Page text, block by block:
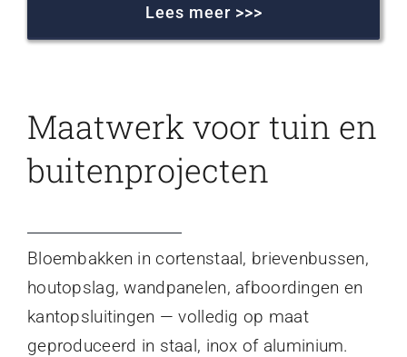
Lees meer >>>
Maatwerk voor tuin en
buitenprojecten
Bloembakken in cortenstaal, brievenbussen,
houtopslag, wandpanelen, afboordingen en
kantopsluitingen — volledig op maat
geproduceerd in staal, inox of aluminium.